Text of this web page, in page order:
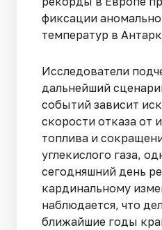
фиксации
температур в
Исследователи
дальнейший
событий зависит
скорости отказа от
топлива и
углекислого газа,
сегодняшний день
кардинальному
наблюдается, что
ближайшие годы